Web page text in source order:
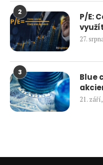
2
P/E:
27.
3
Blue
21.